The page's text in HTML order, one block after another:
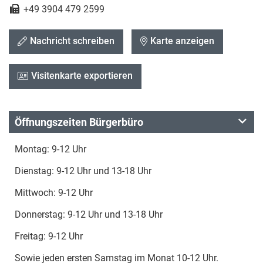
+49 3904 479 2599
Nachricht schreiben Karte anzeigen
Visitenkarte exportieren
Öffnungszeiten Bürgerbüro
Montag: 9-12 Uhr
Dienstag: 9-12 Uhr und 13-18 Uhr
Mittwoch: 9-12 Uhr
Donnerstag: 9-12 Uhr und 13-18 Uhr
Freitag: 9-12 Uhr
Sowie jeden ersten Samstag im Monat 10-12 Uhr.